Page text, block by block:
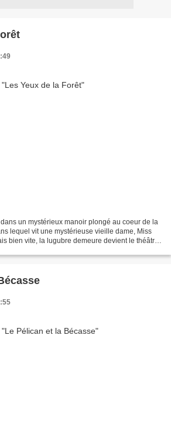
un mystérieux manoir plongé au coeur de la
lequel vit une mystérieuse vieille dame, Miss
bien vite, la lugubre demeure devient le théâtre